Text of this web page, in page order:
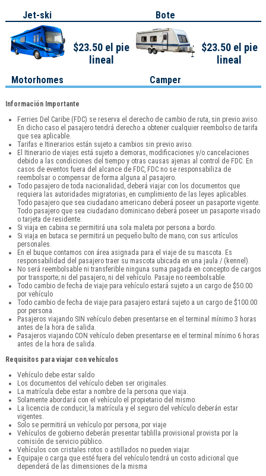
Jet-ski Bote
Motorhomes
$23.50 el pie
lineal
Camper
$23.50 el pie
lineal
Información Importante
Ferries Del Caribe (FDC) se reserva el derecho de cambio de ruta, sin previo aviso.
En dicho caso el pasajero tendrá derecho a obtener cualquier reembolso de tarifa
que sea aplicable.
Tarifas e Itinerarios están sujeto a cambios sin previo aviso.
El Itinerario de viajes está sujeto a demoras, modificaciones y/o cancelaciones
debido a las condiciones del tiempo y otras causas ajenas al control de FDC. En
casos de eventos fuera del alcance de FDC, FDC no se responsabiliza de
reembolsar o compensar de forma alguna al pasajero.
Todo pasajero de toda nacionalidad, deberá viajar con los documentos que
requiera las autoridades migratorias, en cumplimiento de las leyes aplicables.
Todo pasajero que sea ciudadano americano deberá poseer un pasaporte vigente.
Todo pasajero que sea ciudadano dominicano deberá poseer un pasaporte visado
o tarjeta de residente.
Si viaja en cabina se permitirá una sola maleta por persona a bordo.
Si viaja en butaca se permitirá un pequeño bulto de mano, con sus artículos
personales.
En el buque contamos con área asignada para el viaje de su mascota. Es
responsabilidad del pasajero traer su mascota ubicada en una jaula / (kennel).
No será reembolsable ni transferible ninguna suma pagada en concepto de cargos
por transporte; ni del pasajero, ni del vehículo. Pasaje no reembolsable.
Todo cambio de fecha de viaje para vehículo estará sujeto a un cargo de $50.00
por vehículo
Todo cambio de fecha de viaje para pasajero estará sujeto a un cargo de $100.00
por persona.
Pasajeros viajando SIN vehículo deben presentarse en el terminal mínimo 3 horas
antes de la hora de salida.
Pasajeros viajando CON vehículo deben presentarse en el terminal mínimo 6 horas
antes de la hora de salida.
Requisitos para viajar con vehículos
Vehículo debe estar saldo
Los documentos del vehículo deben ser originales.
La matrícula debe estar a nombre de la persona que viaja.
Solamente abordará con el vehículo el propietario del mismo.
La licencia de conducir, la matrícula y el seguro del vehículo deberán estar
vigentes.
Solo se permitirá un vehículo por persona, por viaje
Vehículos de gobierno deberán presentar tablilla provisional provista por la
comisión de servicio público.
Vehículos con cristales rotos o astillados no pueden viajar.
Equipaje o carga que esté fuera del vehículo tendrá un costo adicional que
dependerá de las dimensiones de la misma